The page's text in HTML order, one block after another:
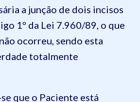
a junção de dois incisos
1º da Lei 7.960/89, o que
ocorreu, sendo esta
totalmente
que o Paciente está